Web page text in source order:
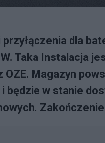
przyłączenia dla
Taka Instalacja
Magazyn
będzie w stanie